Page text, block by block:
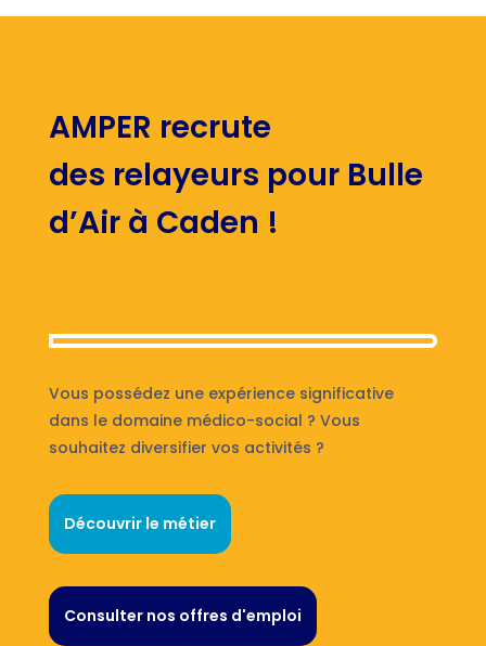
AMPER recrute
des relayeurs pour Bulle
d’Air à Caden !
Vous possédez une expérience significative
dans le domaine médico-social ? Vous
souhaitez diversifier vos activités ?
Découvrir le métier
Consulter nos offres d'emploi